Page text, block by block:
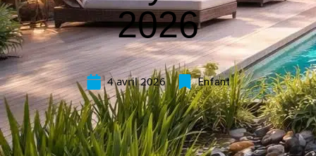
2026
4 avril 2026 Enfant